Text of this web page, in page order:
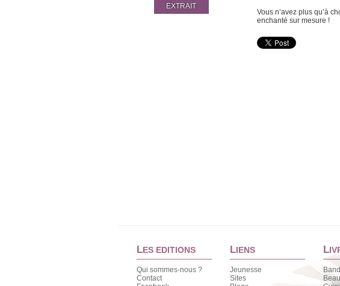
EXTRAIT
Vous n’avez plus qu’à
enchanté sur mesure !
LES EDITIONS
Qui sommes-nous ?
Contact
LIENS
Jeunesse
Sites
L